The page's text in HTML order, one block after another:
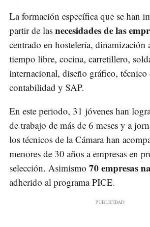
La formación específica que se han
partir de las necesidades de las
centrado en hostelería, dinamización
tiempo libre, cocina, carretillero,
internacional, diseño gráfico, técnico
contabilidad y SAP.
En este periodo, 31 jóvenes han
de trabajo de más de 6 meses y a
los técnicos de la Cámara han
menores de 30 años a empresas en
selección. Asimismo 70 empresas
adherido al programa PICE.